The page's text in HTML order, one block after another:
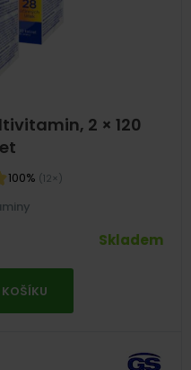
2 × 120
100% (12×)
Skladem